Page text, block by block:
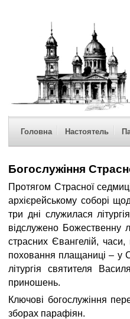
Головна Настоятель
Богослужіння
Протягом Страсної
архієрейському соборі
три дні служилася
відслужено Божественну
страсних Євангелій,
поховання плащаниці – у
літургія святителя
приношень.
Ключові богослужіння
зборах парафіян.